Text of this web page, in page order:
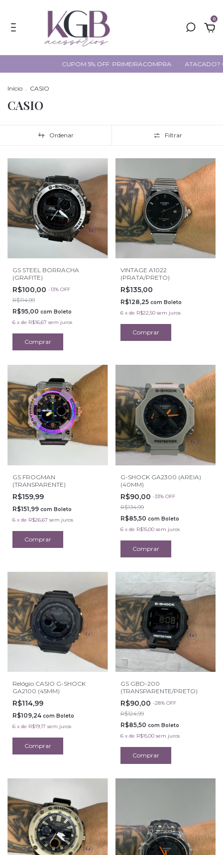
0
CUPOM 5% OFF: PRIMEIRACOMPRA ATACADO? CLIQUE AQUI
Início . CASIO
CASIO
Ordenar Filtrar
GS STEEL BORRACHA
(GRAFITE)
R$100,00 -13% OFF
R$114,99
R$95,00 com Boleto
6 x de R$16,67 sem juros
VINTAGE A1022
(PRATA/PRETO)
R$135,00
R$128,25 com Boleto
6 x de R$22,50 sem juros
GS FROGMAN
(TRANSPARENTE)
R$159,99
R$151,99 com Boleto
6 x de R$26,67 sem juros
G-SHOCK GA2300 (AREIA)
(40MM)
R$90,00 -33% OFF
R$134,99
R$85,50 com Boleto
6 x de R$15,00 sem juros
Relógio CASIO G-SHOCK
GA2100 (45MM)
R$114,99
R$109,24 com Boleto
6 x de R$19,17 sem juros
GS GBD-200
(TRANSPARENTE/PRETO)
R$90,00 -28% OFF
R$124,99
R$85,50 com Boleto
6 x de R$15,00 sem juros